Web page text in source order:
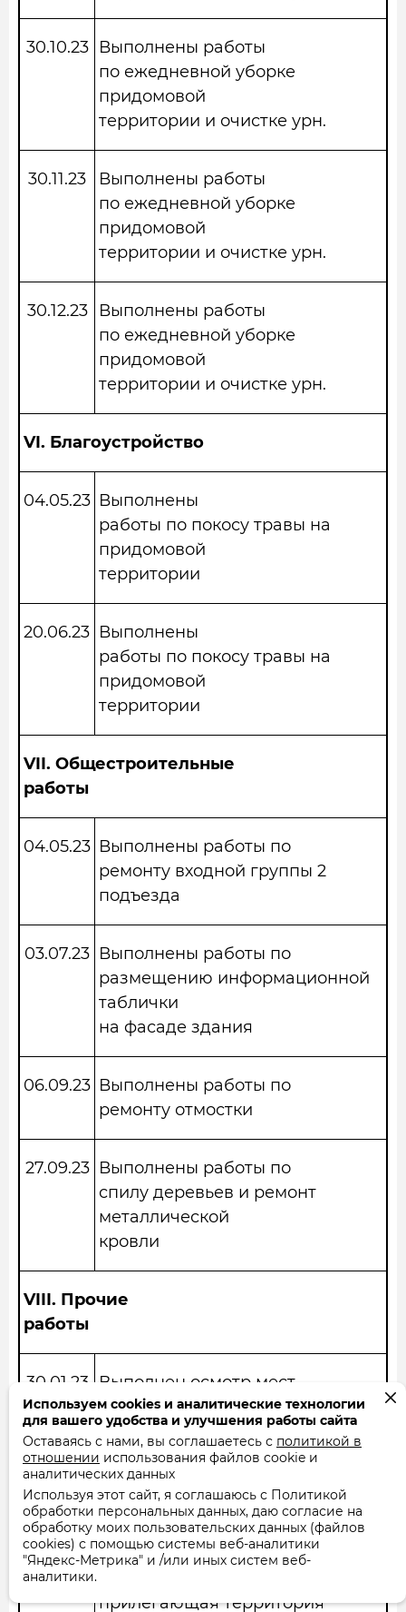
30.10.23
Выполнены работы
по ежедневной уборке
придомовой
территории и очистке урн.
30.11.23
Выполнены работы
по ежедневной уборке
придомовой
территории и очистке урн.
30.12.23
Выполнены работы
по ежедневной уборке
придомовой
территории и очистке урн.
VI. Благоустройство
04.05.23 Выполнены
работы по покосу травы на
придомовой
территории
20.06.23 Выполнены
работы по покосу травы на
придомовой
территории
VII. Общестроительные
работы
04.05.23 Выполнены работы по
ремонту входной группы 2
подъезда
03.07.23 Выполнены работы по
размещению информационной
таблички
на фасаде здания
06.09.23 Выполнены работы по
ремонту отмостки
27.09.23 Выполнены работы по
спилу деревьев и ремонт
металлической
кровли
VIII. Прочие
работы
30.01.23
Выполнен осмотр мест
общего пользования, чердаков и
подвалов,
служебных и прочих
помещений.Помещения
оборудованы исправными
запорными
устройствами. Инженерные
прилегающая территория
Используем cookies и аналитические технологии
для вашего удобства и улучшения работы сайта
Оставаясь с нами, вы соглашаетесь с политикой в
отношении использования файлов cookie и
аналитических данных
Используя этот сайт, я соглашаюсь с Политикой
обработки персональных данных, даю согласие на
обработку моих пользовательских данных (файлов
cookies) с помощью системы веб-аналитики
"Яндекс-Метрика" и /или иных систем веб-
аналитики.